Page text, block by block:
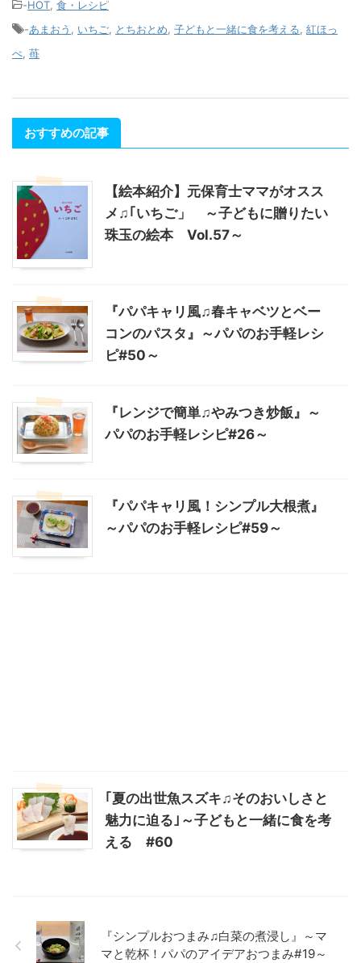
-HOT 食・レシピ
-あまおう いちご とちおとめ 子どもと一緒に食を考える 紅ほっ
ぺ 苺
おすすめの記事
【絵本紹介】元保育士ママがオスス
メ♫｢いちご」 ～子どもに贈りたい
珠玉の絵本 Vol.57～
『パパキャリ風♫春キャベツとベー
コンのパスタ』～パパのお手軽レシ
ピ#50～
『レンジで簡単♫やみつき炒飯』～
パパのお手軽レシピ#26～
『パパキャリ風！シンプル大根煮』
～パパのお手軽レシピ#59～
｢夏の出世魚スズキ♫そのおいしさと
魅力に迫る｣～子どもと一緒に食を考
える #60
『シンプルおつまみ♫白菜の煮浸し』～マ
マと乾杯！パパのアイデアおつまみ#19～